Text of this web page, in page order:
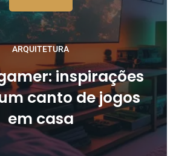
ARQUITETURA
inspirações
canto de jogos
em casa